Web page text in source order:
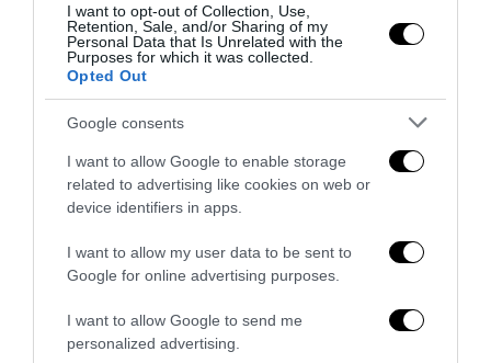
I want to opt-out of Collection, Use,
Retention, Sale, and/or Sharing of my
Personal Data that Is Unrelated with the
Purposes for which it was collected.
Opted Out
Google consents
I want to allow Google to enable storage
related to advertising like cookies on web or
device identifiers in apps.
I want to allow my user data to be sent to
Google for online advertising purposes.
I want to allow Google to send me
personalized advertising.
l’antifascismo copia il fascismo
6 Agosto 2026